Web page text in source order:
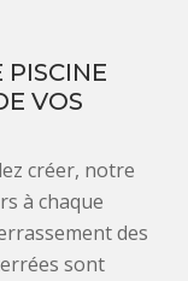
PISCINE
VOS
créer, notre
à chaque
des
sont